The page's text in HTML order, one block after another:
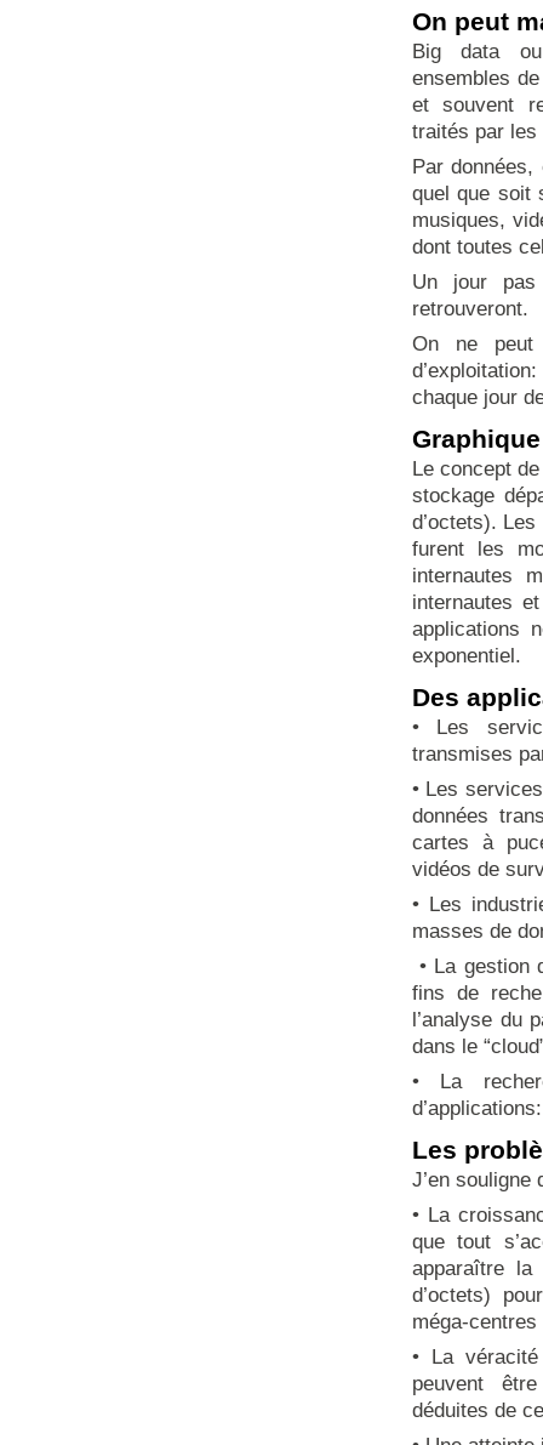
On peut
Big data ou
ensembles
et souvent
traités par les
Par
quel que soit
musiques,
dont toutes
Un jour
retrouveront.
On ne peut
chaque jour
Le concept
stockage
d’octets).
furent les
internautes
internautes
applications
exponentiel.
Des
• Les
transmises
• Les
données
cartes à
vidéos de
• Les
masses de
• La gestion
fins de
l’analyse du
dans le
• La
Les
J’en souligne
• La
que tout
apparaître
d’octets)
méga-
• La
peuvent
déduites de